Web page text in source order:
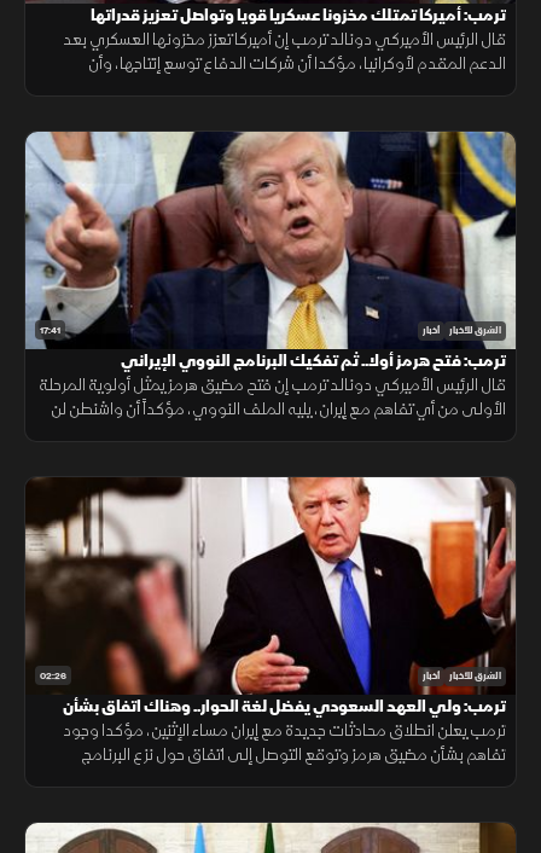
ترمب: أميركا تمتلك مخزونا عسكريا قويا وتواصل تعزيز قدراتها
قال الرئيس الأميركي دونالد ترمب إن أميركا تعزز مخزونها العسكري بعد
الدعم المقدم لأوكرانيا، مؤكدا أن شركات الدفاع توسع إنتاجها، وأن
17:41 الشرق للأخبار أخبار
ترمب: فتح هرمز أولا.. ثم تفكيك البرنامج النووي الإيراني
قال الرئيس الأميركي دونالد ترمب إن فتح مضيق هرمز يمثل أولوية المرحلة
الأولى من أي تفاهم مع إيران، يليه الملف النووي، مؤكداً أن واشنطن لن
02:26 الشرق للأخبار أخبار
ترمب: ولي العهد السعودي يفضل لغة الحوار.. وهناك اتفاق بشأن
هرمز
ترمب يعلن انطلاق محادثات جديدة مع إيران مساء الإثنين، مؤكدا وجود
تفاهم بشأن مضيق هرمز وتوقع التوصل إلى اتفاق حول نزع البرنامج